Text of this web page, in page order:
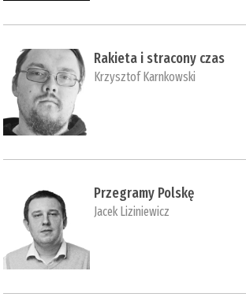
Rakieta i stracony czas
Krzysztof Karnkowski
Przegramy Polskę
Jacek Liziniewicz